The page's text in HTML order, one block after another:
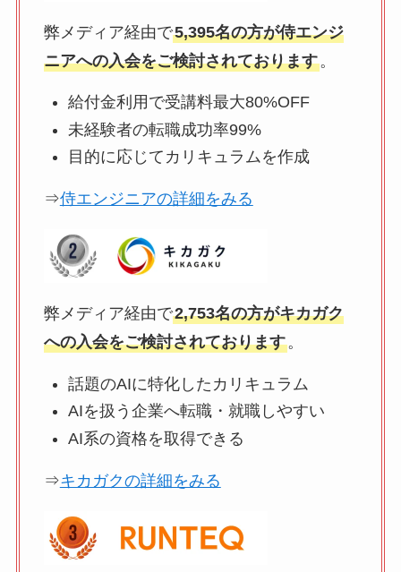
弊メディア経由で5,395名の方が侍エンジ
ニアへの入会をご検討されております。
給付金利用で受講料最大80%OFF
未経験者の転職成功率99%
目的に応じてカリキュラムを作成
⇒侍エンジニアの詳細をみる
弊メディア経由で2,753名の方がキカガク
への入会をご検討されております。
話題のAIに特化したカリキュラム
AIを扱う企業へ転職・就職しやすい
AI系の資格を取得できる
⇒キカガクの詳細をみる